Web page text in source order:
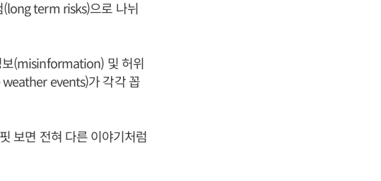
term risks)으로 나뉘
보(misinformation) 및 허위
events)가 각각 꼽
보면 전혀 다른 이야기처럼